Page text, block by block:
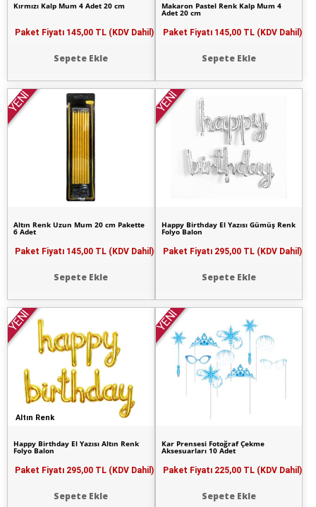
Kırmızı Kalp Mum 4 Adet 20 cm
Paket Fiyatı 145,00 TL (KDV Dahil)
Sepete Ekle
Makaron Pastel Renk Kalp Mum 4
Adet 20 cm
Paket Fiyatı 145,00 TL (KDV Dahil)
Sepete Ekle
YENİ
Altın Renk Uzun Mum 20 cm Pakette
6 Adet
Paket Fiyatı 145,00 TL (KDV Dahil)
Sepete Ekle
YENİ
Happy Birthday El Yazısı Gümüş Renk
Folyo Balon
Paket Fiyatı 295,00 TL (KDV Dahil)
Sepete Ekle
Altın Renk
YENİ
Happy Birthday El Yazısı Altın Renk
Folyo Balon
Paket Fiyatı 295,00 TL (KDV Dahil)
Sepete Ekle
YENİ
Kar Prensesi Fotoğraf Çekme
Aksesuarları 10 Adet
Paket Fiyatı 225,00 TL (KDV Dahil)
Sepete Ekle